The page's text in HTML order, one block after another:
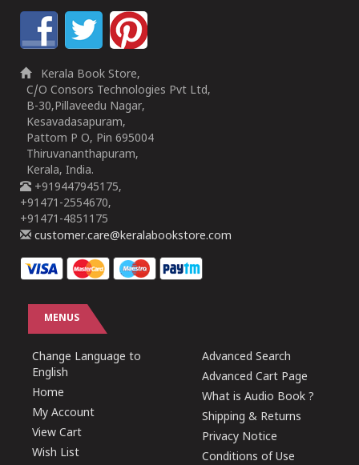
Kerala Book Store,
C/O Consors Technologies Pvt Ltd,
B-30,Pillaveedu Nagar,
Kesavadasapuram,
Pattom P O, Pin 695004
Thiruvananthapuram,
Kerala, India.
+919447945175,
+91471-2554670,
+91471-4851175
customer.care@keralabookstore.com
MENUS
Change Language to
English
Home
My Account
View Cart
Wish List
Advanced Search
Advanced Cart Page
What is Audio Book ?
Shipping & Returns
Privacy Notice
Conditions of Use